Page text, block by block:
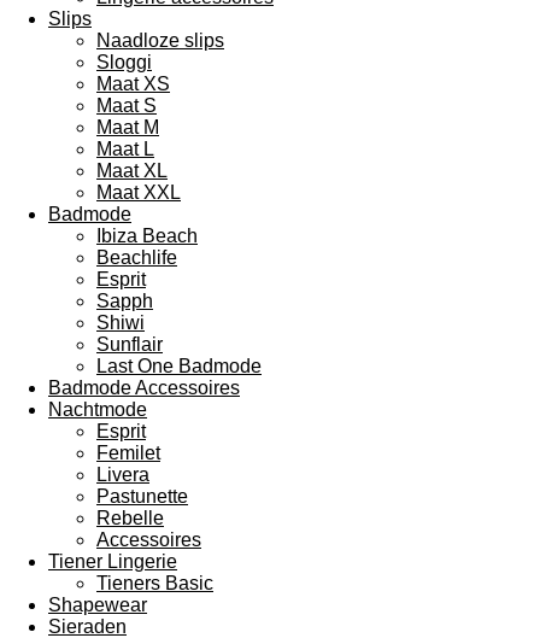
Slips
Naadloze slips
Sloggi
Maat XS
Maat S
Maat M
Maat L
Maat XL
Maat XXL
Badmode
Ibiza Beach
Beachlife
Esprit
Sapph
Shiwi
Sunflair
Last One Badmode
Badmode Accessoires
Nachtmode
Esprit
Femilet
Livera
Pastunette
Rebelle
Accessoires
Tiener Lingerie
Tieners Basic
Shapewear
Sieraden